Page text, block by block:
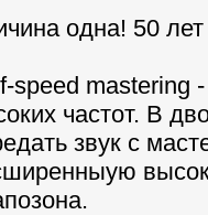
одна! 50
speed mastering
частот. В
звук с